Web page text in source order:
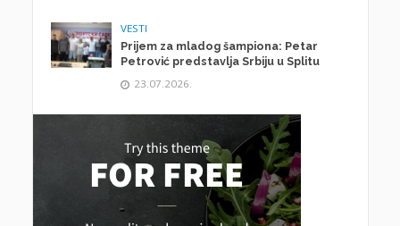
VESTI
Prijem za mladog šampiona: Petar
Petrović predstavlja Srbiju u Splitu
23.07.2026.